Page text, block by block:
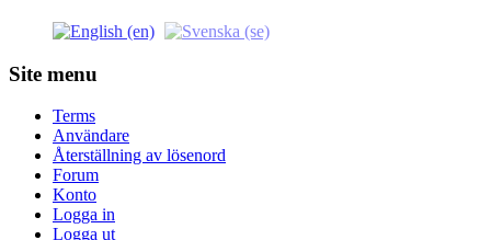
Site menu
Terms
Användare
Återställning av lösenord
Forum
Konto
Logga in
Logga ut